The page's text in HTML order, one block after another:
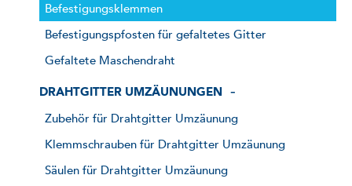
Befestigungsklemmen
Befestigungspfosten für gefaltetes Gitter
Gefaltete Maschendraht
DRAHTGITTER UMZÄUNUNGEN
Zubehör für Drahtgitter Umzäunung
Klemmschrauben für Drahtgitter Umzäunung
Säulen für Drahtgitter Umzäunung